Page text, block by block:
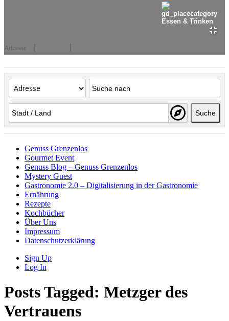
Essen & Trinken
Adresse
Suche
Genuss Grenzenlos
Gourmet Event
Genuss Blog – Genuss Grenzenlos
Mystery Guest
Gastronomie 2.0 – Digitalisierung in der Gastronomie
Ernährung
Rezepte
Kochbücher
Über Uns
Impressum
Datenschutzerklärung
Sign Up
Log In
Posts Tagged: Metzger des
Vertrauens